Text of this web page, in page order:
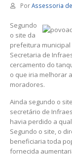
PorAssessoria
Segundo
o site da
prefeitura municipal
Secretaria de
cercamento do
o que iria melhorar
moradores.
Ainda segundo o
secretário de
havia perdido a
Segundo o site, o
beneficiaria toda
fornecida